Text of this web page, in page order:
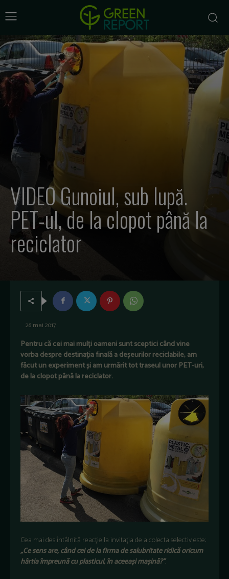
VIDEO Gunoiul, sub lupă.
PET-ul, de la clopot până la
reciclator
26 mai 2017
Pentru că cei mai mulți oameni sunt sceptici când vine
vorba despre destinația finală a deșeurilor reciclabile, am
făcut un experiment și am urmărit tot traseul unor PET-uri,
de la clopot până la reciclator.
Cea mai des întâlnită reacție la invitația de a colecta selectiv este:
„Ce sens are, când cei de la firma de salubritate ridică oricum
hârtia împreună cu plasticul, în aceeași mașină?”.